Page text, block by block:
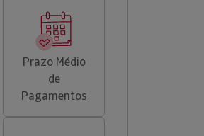
Prazo Médio
de
Pagamentos